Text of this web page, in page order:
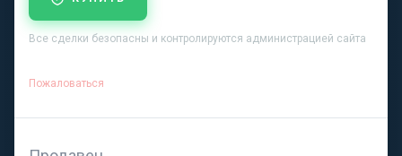
Все сделки безопасны и контролируются администрацией сайта
Пожаловаться